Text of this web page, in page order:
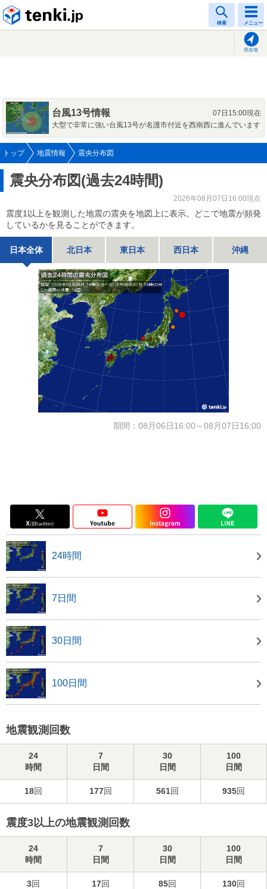
検索 メニュー
現在地
台風13号情報
07日15:00現在
大型で非常に強い台風13号が名護市付近を西南西に進んでいます
トップ 地震情報 震央分布図
震央分布図(過去24時間)
2026年08月07日16:00現在
震度1以上を観測した地震の震央を地図上に表示。どこで地震が頻発
しているかを見ることができます。
日本全体 北日本 東日本 西日本 沖縄
期間：08月06日16:00～08月07日16:00
24時間
7日間
30日間
100日間
地震観測回数
24
時間
7
日間
30
日間
100
日間
18回 177回 561回 935回
震度3以上の地震観測回数
24
時間
7
日間
30
日間
100
日間
3回 17回 85回 130回